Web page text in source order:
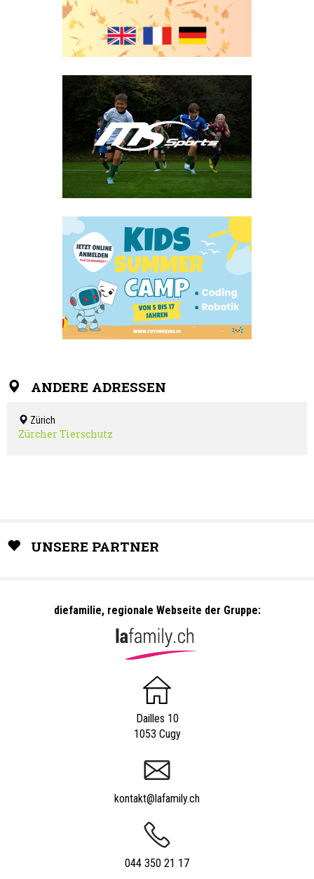
ANDERE ADRESSEN
Zürich
Zürcher Tierschutz
UNSERE PARTNER
diefamilie, regionale Webseite der Gruppe:
Dailles 10
1053 Cugy
kontakt@lafamily.ch
044 350 21 17